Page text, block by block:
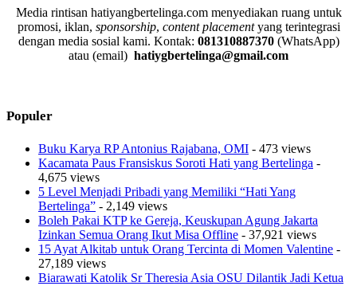
Media rintisan hatiyangbertelinga.com menyediakan ruang untuk
promosi, iklan, sponsorship, content placementyang terintegrasi
dengan media sosial kami. Kontak: 081310887370 (WhatsApp)
atau (email) hatiygbertelinga@gmail.com
Populer
Buku Karya RP Antonius Rajabana, OMI - 473 views
Kacamata Paus Fransiskus Soroti Hati yang Bertelinga -
4,675 views
5 Level Menjadi Pribadi yang Memiliki “Hati Yang
Bertelinga” - 2,149 views
Boleh Pakai KTP ke Gereja, Keuskupan Agung Jakarta
Izinkan Semua Orang Ikut Misa Offline - 37,921 views
15 Ayat Alkitab untuk Orang Tercinta di Momen Valentine -
27,189 views
Biarawati Katolik Sr Theresia Asia OSU Dilantik Jadi Ketua